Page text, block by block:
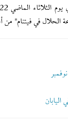
الحلال في فيتنام" من